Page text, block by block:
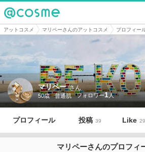
@cosme
アットコスメ マリペーさんのアットコスメ プロフィー
マリペー さん
50歳 普通肌 1
プロフィール 投稿 39 Like
マリペーさんのプロフィ